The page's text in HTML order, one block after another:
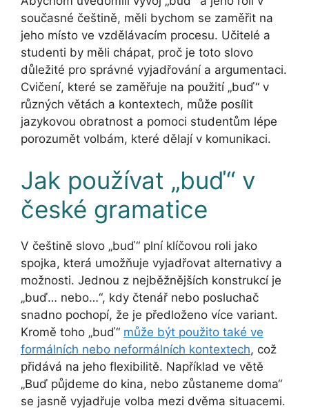
současné češtině, měli bychom se zaměřit na
jeho místo ve vzdělávacím procesu. Učitelé a
studenti by měli chápat, proč je toto slovo
důležité pro správné vyjadřování a argumentaci.
Cvičení, které se zaměřuje na použití „buď“ v
různých větách a kontextech, může posílit
jazykovou obratnost a pomoci studentům lépe
porozumět volbám, které dělají v komunikaci.
Jak používat „buď“ v
české gramatice
V češtině slovo „buď“ plní klíčovou roli jako
spojka, která umožňuje vyjadřovat alternativy a
možnosti. Jednou z nejběžnějších konstrukcí je
„buď… nebo…“, kdy čtenář nebo posluchač
snadno pochopí, že je předloženo více variant.
Kromě toho „buď“ může být použito také ve
formálních nebo neformálních kontextech, což
přidává na jeho flexibilitě. Například ve větě
„Buď půjdeme do kina, nebo zůstaneme doma“
se jasně vyjadřuje volba mezi dvěma situacemi.